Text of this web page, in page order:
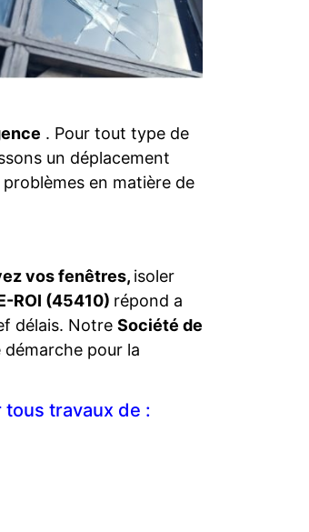
. Pour tout type de
un déplacement
en matière de
vos fenêtres, isoler
ROI (45410) répond a
délais. Notre Société de
démarche pour la
travaux de :